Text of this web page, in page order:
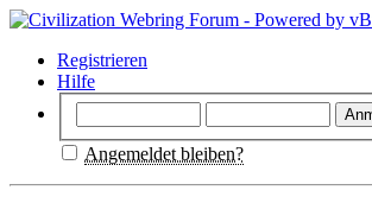
Registrieren
Hilfe
Angemeldet bleiben?